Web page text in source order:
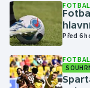
Házená
Jezdectví
Judo
FOTBAL
Před 6
FOTBAL